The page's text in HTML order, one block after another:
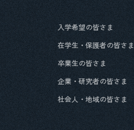
入学希望の皆さま
在学生・保護者の皆さま
卒業生の皆さま
企業・研究者の皆さま
社会人・地域の皆さま